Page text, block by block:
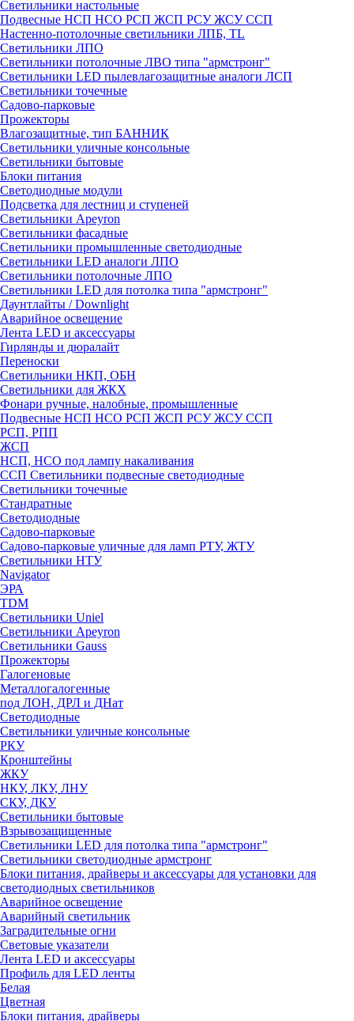
Светильники настольные
Подвесные НСП НСО РСП ЖСП РСУ ЖСУ ССП
Настенно-потолочные светильники ЛПБ, TL
Светильники ЛПО
Светильники потолочные ЛВО типа "армстронг"
Светильники LED пылевлагозащитные аналоги ЛСП
Светильники точечные
Садово-парковые
Прожекторы
Влагозащитные, тип БАННИК
Светильники уличные консольные
Светильники бытовые
Блоки питания
Светодиодные модули
Подсветка для лестниц и ступеней
Светильники Apeyron
Светильники фасадные
Светильники промышленные светодиодные
Светильники LED аналоги ЛПО
Светильники потолочные ЛПО
Светильники LED для потолка типа "армстронг"
Даунтлайты / Downlight
Аварийное освещение
Лента LED и аксессуары
Гирлянды и дюралайт
Переноски
Светильники НКП, ОБН
Светильники для ЖКХ
Фонари ручные, налобные, промышленные
Подвесные НСП НСО РСП ЖСП РСУ ЖСУ ССП
РСП, РПП
ЖСП
НСП, НСО под лампу накаливания
ССП Светильники подвесные светодиодные
Светильники точечные
Стандратные
Светодиодные
Садово-парковые
Садово-парковые уличные для ламп РТУ, ЖТУ
Светильники НТУ
Navigator
ЭРА
TDM
Светильники Uniel
Светильники Apeyron
Светильники Gauss
Прожекторы
Галогеновые
Металлогалогенные
под ЛОН, ДРЛ и ДНат
Светодиодные
Светильники уличные консольные
РКУ
Кронштейны
ЖКУ
НКУ, ЛКУ, ЛНУ
СКУ, ДКУ
Светильники бытовые
Взрывозащищенные
Светильники LED для потолка типа "армстронг"
Светильники светодиодные армстронг
Блоки питания, драйверы и аксессуары для установки для
светодиодных светильников
Аварийное освещение
Аварийный светильник
Заградительные огни
Световые указатели
Лента LED и аксессуары
Профиль для LED ленты
Белая
Цветная
Блоки питания, драйверы